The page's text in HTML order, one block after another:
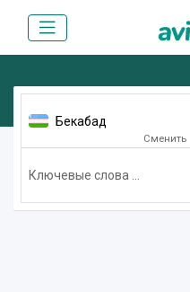
Бекабад
Сменить